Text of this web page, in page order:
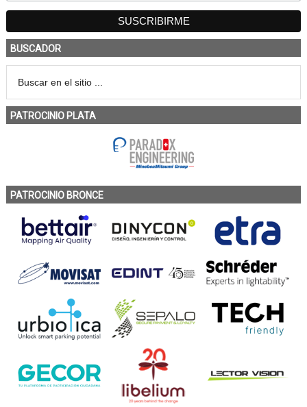
BUSCADOR
PATROCINIO PLATA
PATROCINIO BRONCE